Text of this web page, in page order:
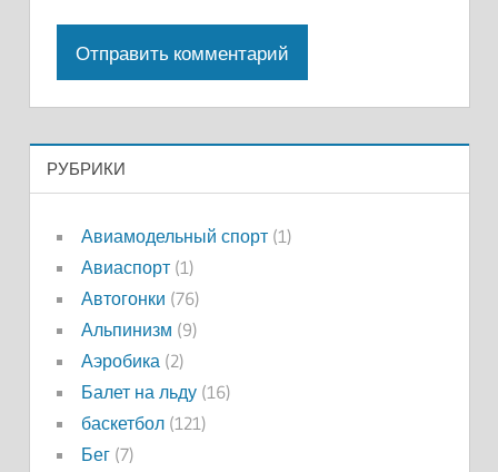
РУБРИКИ
Авиамодельный спорт(1)
Авиаспорт(1)
Автогонки (76)
Альпинизм (9)
Аэробика (2)
Балет на льду(16)
баскетбол(121)
Бег(7)